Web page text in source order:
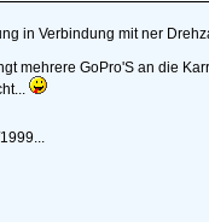
in Verbindung mit ner
mehrere GoPro'S an die